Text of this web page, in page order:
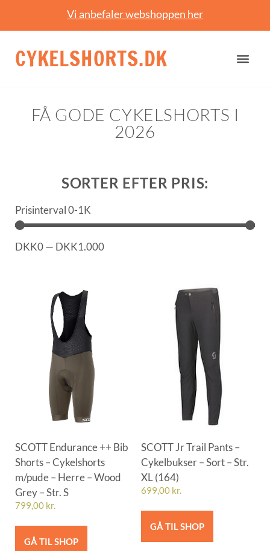
Vi anbefaler webshoppen her
CYKELSHORTS.DK
FÅ GODE CYKELSHORTS I
2026
SORTER EFTER PRIS:
Prisinterval 0-1K
DKK0— DKK1.000
SCOTT Endurance ++ Bib
Shorts – Cykelshorts
m/pude – Herre – Wood
Grey – Str. S
799,00 kr.
GÅ TIL SHOP
SCOTT Jr Trail Pants –
Cykelbukser – Sort – Str.
XL (164)
699,00 kr.
GÅ TIL SHOP